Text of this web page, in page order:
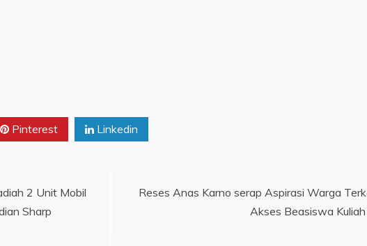
Pinterest Linkedin
2 Unit Mobil
Sharp
Reses Anas Karno serap Aspirasi Warga
Akses Beasiswa Kuliah